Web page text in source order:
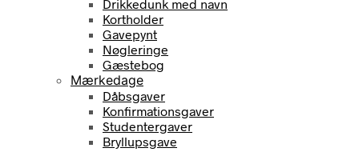
Drikkedunk med navn
Kortholder
Gavepynt
Nøgleringe
Gæstebog
Mærkedage
Dåbsgaver
Konfirmationsgaver
Studentergaver
Bryllupsgave